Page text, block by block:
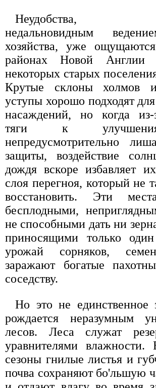
Неудобства,
недальновидным
хозяйства, уже
районах Новой
некоторых старых
Крутые склоны холмов
уступы хорошо подходят
насаждений, но когда из-
тяги к
непредусмотрительно
защиты, воздействие
дождя вскоре избавляет
слоя перегноя, который не
восстановить. Эти
бесплодными,
не способными дать ни
приносящими только
урожай сорняков,
заражают богатые
соседству.
Но это не единственное
рождается неразумным
лесов. Леса служат
уравнителями
сезоны гнилые листья и
почва сохраняют бo'льшую